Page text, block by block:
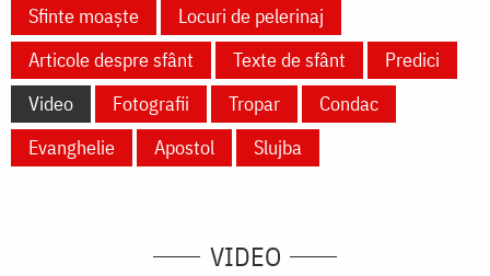
Sfinte moaște
Locuri de pelerinaj
Articole despre sfânt
Texte de sfânt
Predici
Video
Fotografii Tropar
Condac
Evanghelie
Apostol Slujba
VIDEO